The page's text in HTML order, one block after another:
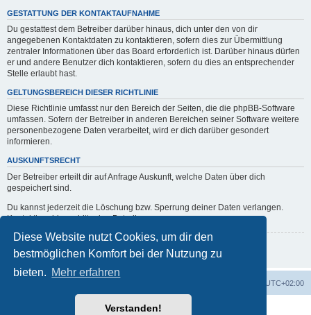
Diese Website nutzt Cookies, um dir den
bestmöglichen Komfort bei der Nutzung zu
bieten. Mehr erfahren
Verstanden!
GESTATTUNG DER KONTAKTAUFNAHME
Du gestattest dem Betreiber darüber hinaus, dich unter den von dir
angegebenen Kontaktdaten zu kontaktieren, sofern dies zur Übermittlung
zentraler Informationen über das Board erforderlich ist. Darüber hinaus dürfen
er und andere Benutzer dich kontaktieren, sofern du dies an entsprechender
Stelle erlaubt hast.
GELTUNGSBEREICH DIESER RICHTLINIE
Diese Richtlinie umfasst nur den Bereich der Seiten, die die phpBB-Software
umfassen. Sofern der Betreiber in anderen Bereichen seiner Software weitere
personenbezogene Daten verarbeitet, wird er dich darüber gesondert
informieren.
AUSKUNFTSRECHT
Der Betreiber erteilt dir auf Anfrage Auskunft, welche Daten über dich
gespeichert sind.
Du kannst jederzeit die Löschung bzw. Sperrung deiner Daten verlangen.
Kontaktiere hierzu bitte den Betreiber.
Zurück zur vorherigen Seite
UTC+02:00
Powered byphpBB® Forum Software © phpBB Limited